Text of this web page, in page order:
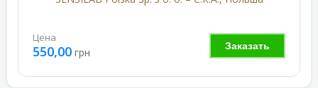
Заказать
Цена
550,00 грн